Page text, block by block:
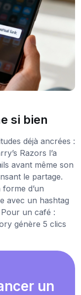
si bien
déjà ancrées :
Razors l’a
avant même son
le partage.
d’un
avec un hashtag
un café :
génère 5 clics
un